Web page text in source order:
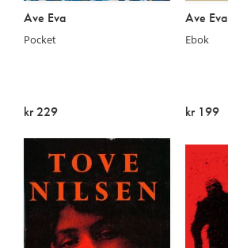
Ave Eva
Pocket
kr 229
Ave Eva
Ebok
kr 199